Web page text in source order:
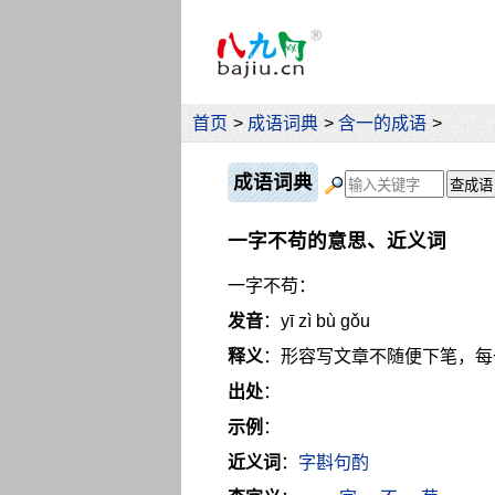
首页 > 成语词典 > 含一的成语 >
成语词典
一字不苟的意思、近义词
一字不苟：
发音：yī zì bù gǒu
释义 ：形容写文章不随便下笔，每
出处：
示例 ：
近义词 ： 字斟句酌